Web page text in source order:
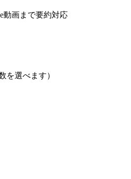
動画まで要約対応
を選べます）